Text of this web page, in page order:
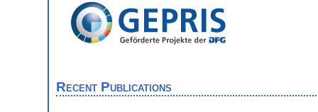
Recent Publications